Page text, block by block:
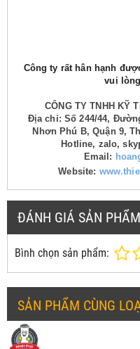
Công ty rất hân hạnh
vui
CÔNG TY TNHH KỸ
Địa chỉ: Số 244/44,
Nhơn Phú B, Quận 9,
Hotline, zalo,
Email:
Website:
ĐÁNH GIÁ SẢN PHẨM
Bình chọn sản phẩm:
SẢN PHẨM CÙNG